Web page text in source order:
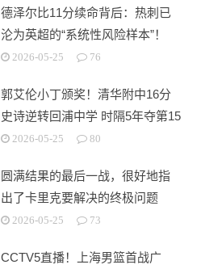
德泽尔比11分续命背后：热刺已
沦为英超的“系统性风险样本”！
2026-05-25 76
郭艾伦小丁颁奖！清华附中16分
史诗逆转回浦中学 时隔5年夺第15
冠2026-05-25 80
圆满结果的最后一战，很好地指
出了卡里克要解决的终极问题
2026-05-25 73
CCTV5直播！上海男篮首战广